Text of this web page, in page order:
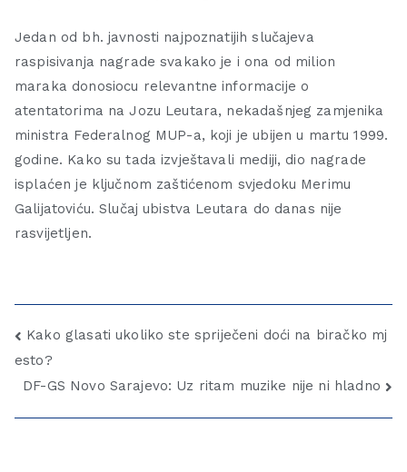
Jedan od bh. javnosti najpoznatijih slučajeva
raspisivanja nagrade svakako je i ona od milion
maraka donosiocu relevantne informacije o
atentatorima na Jozu Leutara, nekadašnjeg zamjenika
ministra Federalnog MUP-a, koji je ubijen u martu 1999.
godine. Kako su tada izvještavali mediji, dio nagrade
isplaćen je ključnom zaštićenom svjedoku Merimu
Galijatoviću. Slučaj ubistva Leutara do danas nije
rasvijetljen.
Kako glasati ukoliko ste spriječeni doći na biračko mj
esto?
DF-GS Novo Sarajevo: Uz ritam muzike nije ni hladno